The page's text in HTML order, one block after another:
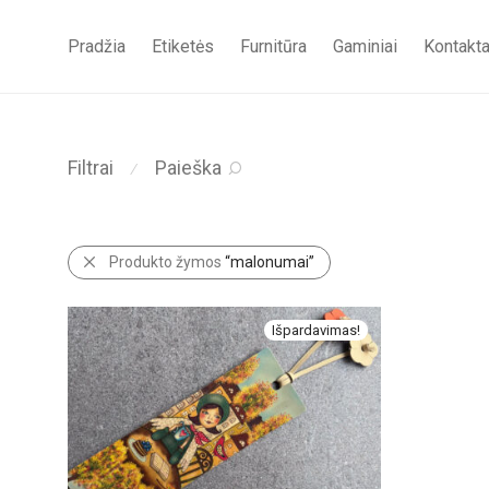
Pradžia Etiketės Furnitūra Gaminiai
Filtrai ⁄ Paieška
Produkto žymos “malonumai”
Išpardavimas!